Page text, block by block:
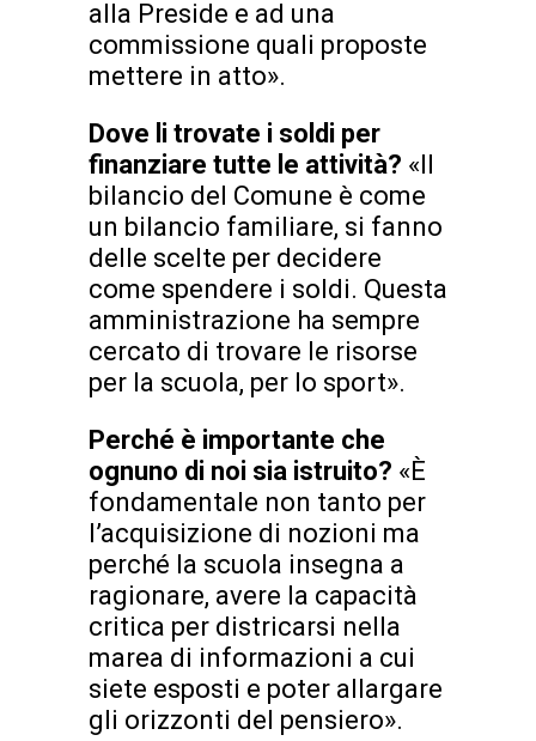
alla Preside e ad una
commissione quali proposte
mettere in atto».
Dove li trovate i soldi per
finanziare tutte le attività? «Il
bilancio del Comune è come
un bilancio familiare, si fanno
delle scelte per decidere
come spendere i soldi. Questa
amministrazione ha sempre
cercato di trovare le risorse
per la scuola, per lo sport».
Perché è importante che
ognuno di noi sia istruito? «È
fondamentale non tanto per
l’acquisizione di nozioni ma
perché la scuola insegna a
ragionare, avere la capacità
critica per districarsi nella
marea di informazioni a cui
siete esposti e poter allargare
gli orizzonti del pensiero».